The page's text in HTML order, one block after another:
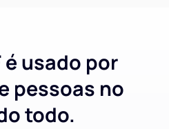
é usado por
pessoas no
todo.